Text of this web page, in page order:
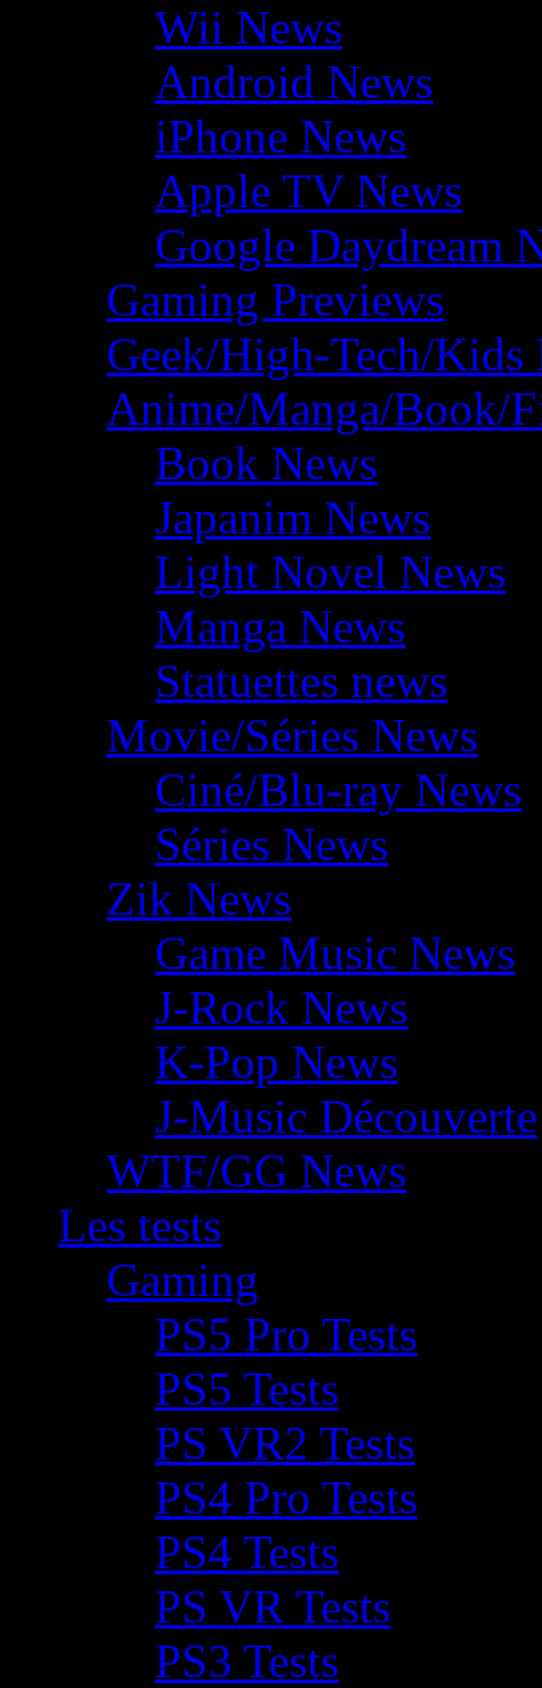
Wii News
Android News
iPhone News
Apple TV News
Google Daydream
Gaming Previews
Geek/High-Tech/Kids
Anime/Manga/Book/
Book News
Japanim News
Light Novel News
Manga News
Statuettes news
Movie/Séries News
Ciné/Blu-ray News
Séries News
Zik News
Game Music News
J-Rock News
K-Pop News
J-Music Découverte
WTF/GG News
Les tests
Gaming
PS5 Pro Tests
PS5 Tests
PS VR2 Tests
PS4 Pro Tests
PS4 Tests
PS VR Tests
PS3 Tests